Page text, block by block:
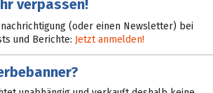
verpassen!
(oder einen Newsletter) bei
und Berichte: Jetzt anmelden!